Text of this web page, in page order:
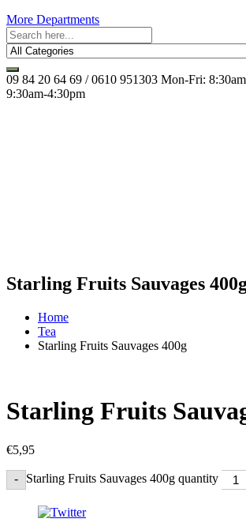
More Departments
09 84 20 64 69 / 0610 951303 Mon-Fri:
9:30am-4:30pm
Starling Fruits Sauvages
Home
Tea
Starling Fruits Sauvages 400g
Starling Fruits
€5,95
- Starling Fruits Sauvages 400g quantity